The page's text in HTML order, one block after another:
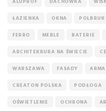
ŁAZIENKA OKNA POLBRUK
FERRO MEBLE BATERIE
ARCHITEKRURA NA ŚWIECIE
WARSZAWA FASADY
CREATON POLSKA PODŁOGA
OŚWIETLENIE OCHRONA